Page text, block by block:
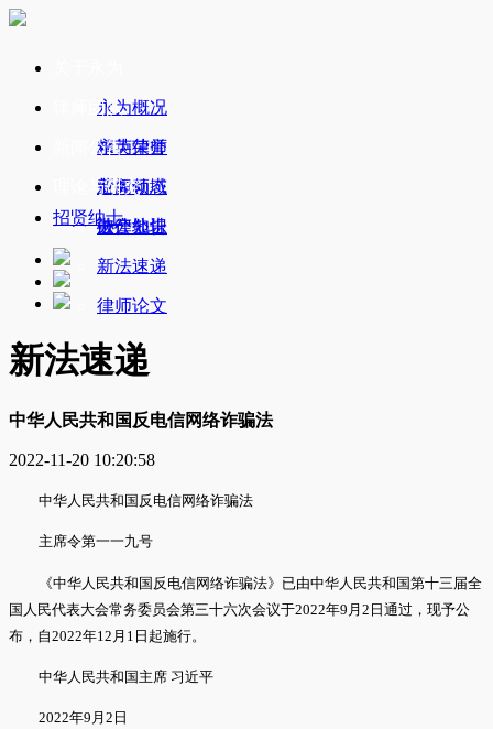
永为概况
永为荣誉
业务领域
办公地址
律师团队
精英律师
新闻公告
新闻动态
破产公告
理论与研究
法律知识
新法速递
律师论文
招贤纳士
新法速递
中华人民共和国反电信网络诈骗法
2022-11-20 10:20:58
中华人民共和国反电信网络诈骗法
主席令第一一九号
《中华人民共和国反电信网络诈骗法》已由中华人民共和国第十三届全
国人民代表大会常务委员会第三十六次会议于2022年9月2日通过，现予公
布，自2022年12月1日起施行。
中华人民共和国主席 习近平
2022年9月2日